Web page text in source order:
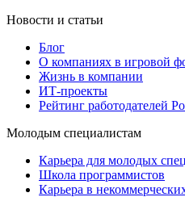
Новости и статьи
Блог
О компаниях в игровой
Жизнь в компании
ИТ-проекты
Рейтинг работодателей
Молодым специалистам
Карьера для молодых
Школа программистов
Карьера в